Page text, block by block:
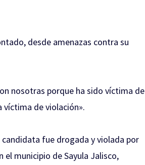
desde amenazas contra su
nosotras porque ha sido víctima de
víctima de violación».
candidata fue drogada y violada por
municipio de Sayula Jalisco,